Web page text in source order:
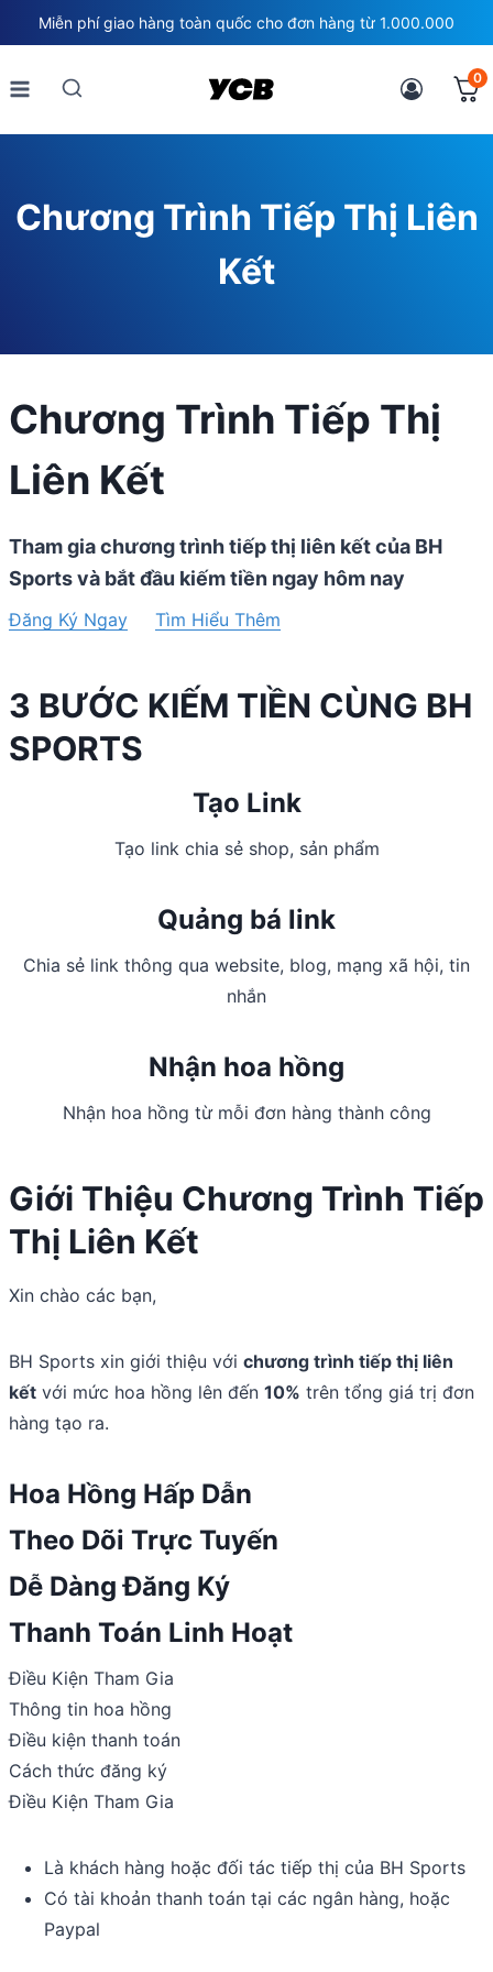
to
content
Miễn phí giao hàng toàn quốc cho đơn hàng từ 1.000.000
0
Chương Trình Tiếp Thị Liên
Kết
Chương Trình Tiếp Thị
Liên Kết
Tham gia chương trình tiếp thị liên kết của BH
Sports và bắt đầu kiếm tiền ngay hôm nay
Đăng Ký Ngay Tìm Hiểu Thêm
3 BƯỚC KIẾM TIỀN CÙNG BH
SPORTS
Tạo Link
Tạo link chia sẻ shop, sản phẩm
Quảng bá link
Chia sẻ link thông qua website, blog, mạng xã hội, tin
nhắn
Nhận hoa hồng
Nhận hoa hồng từ mỗi đơn hàng thành công
Giới Thiệu Chương Trình Tiếp
Thị Liên Kết
Xin chào các bạn,
BH Sports xin giới thiệu với chương trình tiếp thị liên
kết với mức hoa hồng lên đến 10% trên tổng giá trị đơn
hàng tạo ra.
Hoa Hồng Hấp Dẫn
Theo Dõi Trực Tuyến
Dễ Dàng Đăng Ký
Thanh Toán Linh Hoạt
Điều Kiện Tham Gia
Thông tin hoa hồng
Điều kiện thanh toán
Cách thức đăng ký
Điều Kiện Tham Gia
Là khách hàng hoặc đối tác tiếp thị của BH Sports
Có tài khoản thanh toán tại các ngân hàng, hoặc
Paypal